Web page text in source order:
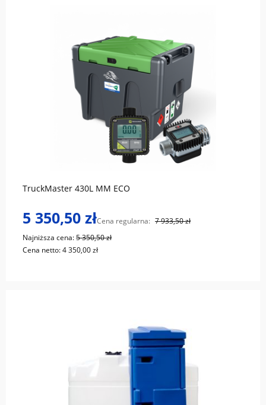
TruckMaster 430L MM ECO
5 350,50 złCena regularna: 7 933,50 zł
Najniższa cena:5 350,50 zł
Cena netto:4 350,00 zł
do koszyka